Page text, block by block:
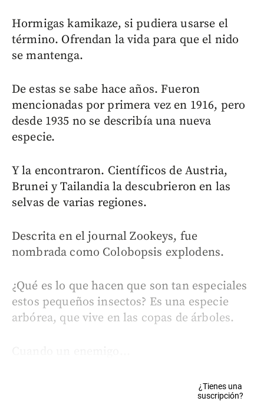
Hormigas kamikaze, si pudiera usarse el
término. Ofrendan la vida para que el nido
se mantenga.
De estas se sabe hace años. Fueron
mencionadas por primera vez en 1916, pero
desde 1935 no se describía una nueva
especie.
Y la encontraron. Científicos de Austria,
Brunei y Tailandia la descubrieron en las
selvas de varias regiones.
Descrita en el journal Zookeys, fue
nombrada como Colobopsis explodens.
¿Qué es lo que hacen que son tan especiales
estos pequeños insectos? Es una especie
arbórea, que vive en las copas de árboles.
¿Tienes una
suscripción?